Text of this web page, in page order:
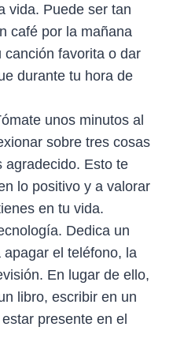
vida. Puede ser tan
café por la mañana
canción favorita o dar
durante tu hora de
unos minutos al
sobre tres cosas
agradecido. Esto te
lo positivo y a valorar
en tu vida.
Dedica un
el teléfono, la
En lugar de ello,
libro, escribir en un
presente en el